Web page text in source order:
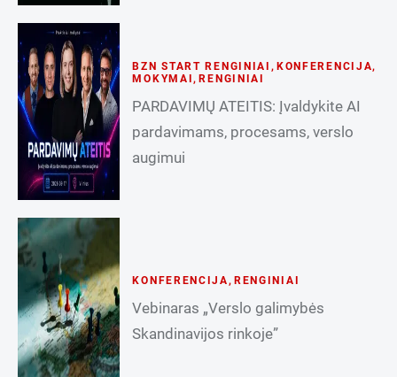
BZN START RENGINIAI , KONFERENCIJA,
MOKYMAI, RENGINIAI
PARDAVIMŲ ATEITIS: Įvaldykite AI
pardavimams, procesams, verslo
augimui
KONFERENCIJA , RENGINIAI
Vebinaras „Verslo galimybės
Skandinavijos rinkoje”